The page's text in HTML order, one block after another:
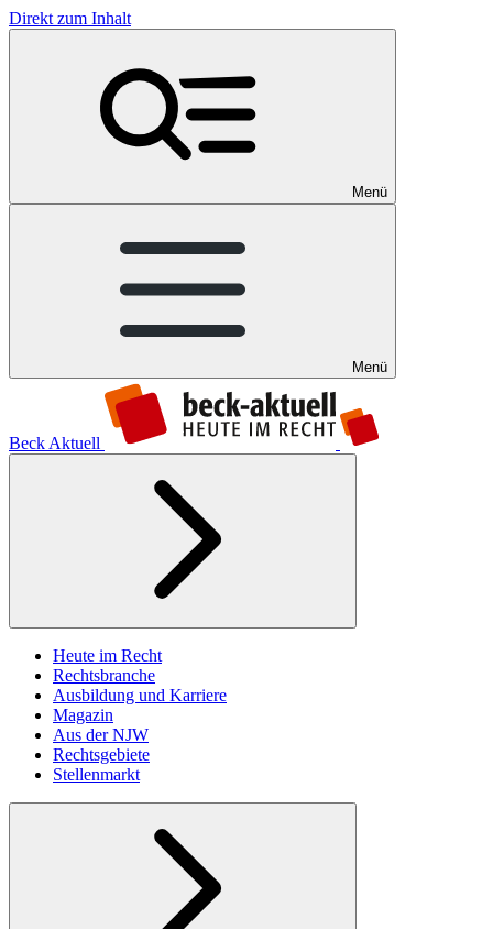
Direkt zum Inhalt
Menü
Menü
Beck Aktuell
Heute im Recht
Rechtsbranche
Ausbildung und Karriere
Magazin
Aus der NJW
Rechtsgebiete
Stellenmarkt